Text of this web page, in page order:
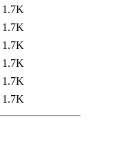
1.7K
1.7K
1.7K
1.7K
1.7K
1.7K